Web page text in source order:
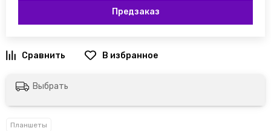
Предзаказ
Выбрать
Планшеты